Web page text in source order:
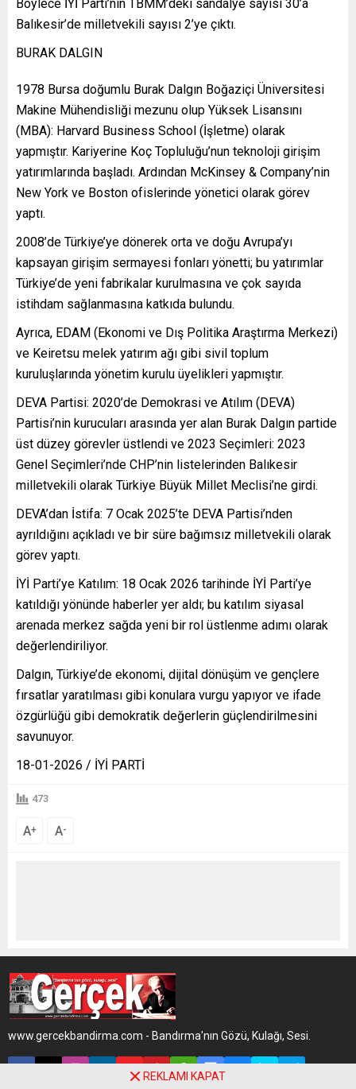
Böylece İYİ Parti’nin TBMM’deki sandalye sayısı 30’a
Balıkesir’de milletvekili sayısı 2’ye çıktı.
BURAK DALGIN
1978 Bursa doğumlu Burak Dalgın Boğaziçi Üniversitesi
Makine Mühendisliği mezunu olup Yüksek Lisansını
(MBA): Harvard Business School (İşletme) olarak
yapmıştır. Kariyerine Koç Topluluğu’nun teknoloji girişim
yatırımlarında başladı. Ardından McKinsey & Company’nin
New York ve Boston ofislerinde yönetici olarak görev
yaptı.
2008’de Türkiye’ye dönerek orta ve doğu Avrupa’yı
kapsayan girişim sermayesi fonları yönetti; bu yatırımlar
Türkiye’de yeni fabrikalar kurulmasına ve çok sayıda
istihdam sağlanmasına katkıda bulundu.
Ayrıca, EDAM (Ekonomi ve Dış Politika Araştırma Merkezi)
ve Keiretsu melek yatırım ağı gibi sivil toplum
kuruluşlarında yönetim kurulu üyelikleri yapmıştır.
DEVA Partisi: 2020’de Demokrasi ve Atılım (DEVA)
Partisi’nin kurucuları arasında yer alan Burak Dalgın partide
üst düzey görevler üstlendi ve 2023 Seçimleri: 2023
Genel Seçimleri’nde CHP’nin listelerinden Balıkesir
milletvekili olarak Türkiye Büyük Millet Meclisi’ne girdi.
DEVA’dan İstifa: 7 Ocak 2025’te DEVA Partisi’nden
ayrıldığını açıkladı ve bir süre bağımsız milletvekili olarak
görev yaptı.
İYİ Parti’ye Katılım: 18 Ocak 2026 tarihinde İYİ Parti’ye
katıldığı yönünde haberler yer aldı; bu katılım siyasal
arenada merkez sağda yeni bir rol üstlenme adımı olarak
değerlendiriliyor.
Dalgın, Türkiye’de ekonomi, dijital dönüşüm ve gençlere
fırsatlar yaratılması gibi konulara vurgu yapıyor ve ifade
özgürlüğü gibi demokratik değerlerin güçlendirilmesini
savunuyor.
18-01-2026 / İYİ PARTİ
473
A+ A-
www.gercekbandirma.com - Bandırma'nın Gözü, Kulağı, Sesi.
REKLAMI KAPAT